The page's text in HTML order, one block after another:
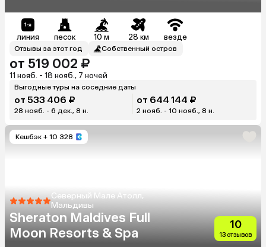
линия песок 10 м 28 км везде
Отзывы за этот год Собственный остров
от 519 002 ₽
11 нояб. - 18 нояб., 7 ночей
Выгодные туры на соседние даты
от 533 406 ₽
28 нояб. - 6 дек., 8 н.
от 644 144 ₽
2 нояб. - 10 нояб., 8 н.
Кешбэк + 10 328
Северный Мале Атолл,
Мальдивы
Sheraton Maldives Full
Moon Resorts & Spa
10
13 отзывов